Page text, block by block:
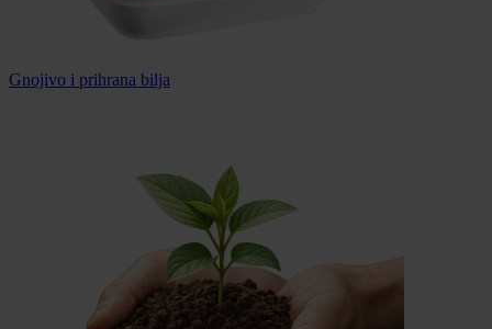
Gnojivo i prihrana bilja